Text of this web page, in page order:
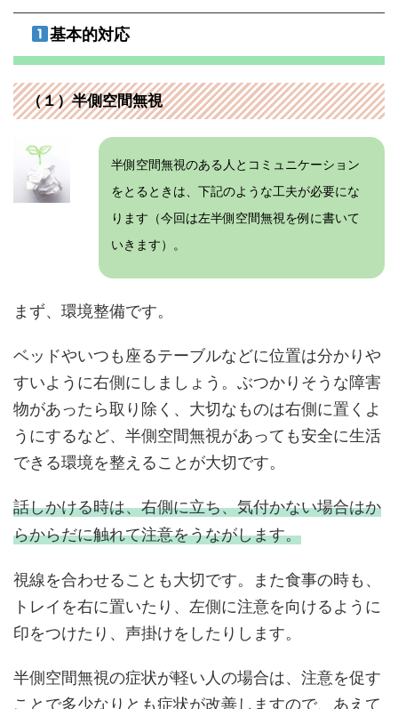
基本的対応
（１）半側空間無視
半側空間無視のある人とコミュニケーション
をとるときは、下記のような工夫が必要にな
ります（今回は左半側空間無視を例に書いて
いきます）。
まず、環境整備です。
ベッドやいつも座るテーブルなどに位置は分かりや
すいように右側にしましょう。ぶつかりそうな障害
物があったら取り除く、大切なものは右側に置くよ
うにするなど、半側空間無視があっても安全に生活
できる環境を整えることが大切です。
話しかける時は、右側に立ち、気付かない場合はか
らからだに触れて注意をうながします。
視線を合わせることも大切です。また食事の時も、
トレイを右に置いたり、左側に注意を向けるように
印をつけたり、声掛けをしたりします。
半側空間無視の症状が軽い人の場合は、注意を促す
ことで多少なりとも症状が改善しますので、あえて